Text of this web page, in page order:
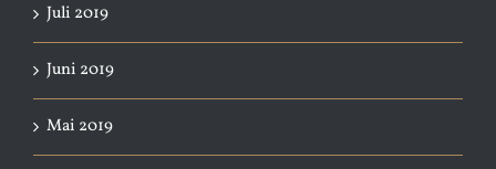
Juli 2019
Juni 2019
Mai 2019